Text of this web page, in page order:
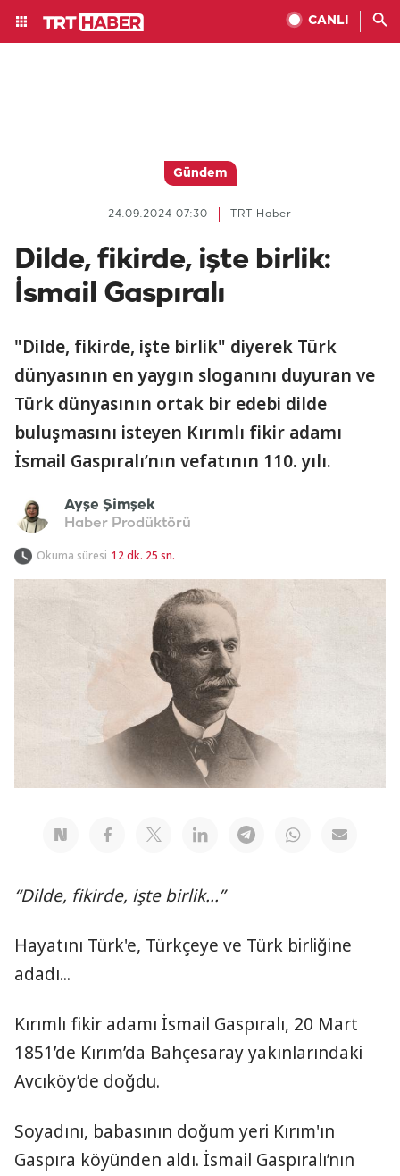
CANLI
Gündem
TRT Haber
24.09.2024 07:30
Dilde, fikirde, işte birlik:
İsmail Gaspıralı
"Dilde, fikirde, işte birlik" diyerek Türk
dünyasının en yaygın sloganını duyuran ve
Türk dünyasının ortak bir edebi dilde
buluşmasını isteyen Kırımlı fikir adamı
İsmail Gaspıralı’nın vefatının 110. yılı.
Ayşe Şimşek
Haber Prodüktörü
Okuma süresi 12 dk. 25 sn.
“Dilde, fikirde, işte birlik...”
Hayatını Türk'e, Türkçeye ve Türk birliğine
adadı...
Kırımlı fikir adamı İsmail Gaspıralı, 20 Mart
1851’de Kırım’da Bahçesaray yakınlarındaki
Avcıköy’de doğdu.
Soyadını, babasının doğum yeri Kırım'ın
Gaspıra köyünden aldı. İsmail Gaspıralı’nın